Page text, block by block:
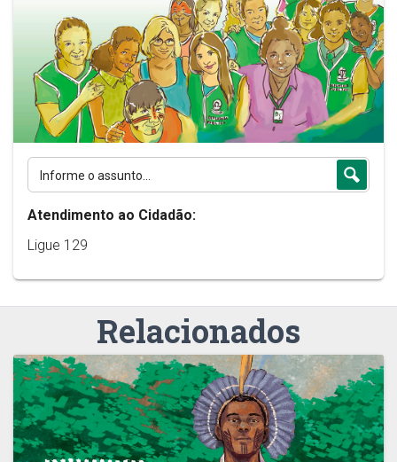
Atendimento ao Cidadão:
Ligue 129
Relacionados